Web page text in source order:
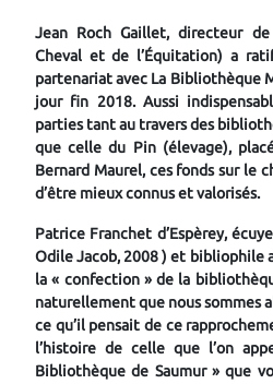
Jean Roch Gaillet, directeur
Cheval et de l’Équitation) a
partenariat avec La Bibliothèque
jour fin 2018. Aussi
parties tant au travers des
que celle du Pin (élevage),
Bernard Maurel, ces fonds sur le
d’être mieux connus et valorisés.
Patrice Franchet d’Espèrey,
Odile Jacob, 2008 ) et bibliophile
la « confection » de la
naturellement que nous sommes
ce qu’il pensait de ce
l’histoire de celle que l’on
Bibliothèque de Saumur » que